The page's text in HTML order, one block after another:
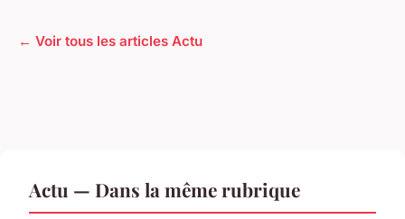
← Voir tous les articles Actu
Actu — Dans la même rubrique